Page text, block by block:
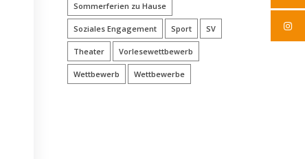
Sommerferien zu Hause
Soziales Engagement Sport SV
Theater Vorlesewettbewerb
Wettbewerb Wettbewerbe